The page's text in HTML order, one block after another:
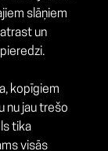
slāņiem
un
kopīgiem
nu jau trešo
tika
visās